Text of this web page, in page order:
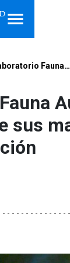
Fauna…
sus